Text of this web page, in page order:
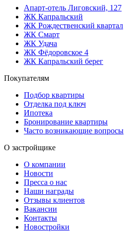
Апарт-отель Лиговский, 127
ЖК Капральский
ЖК Рождественский квартал
ЖК Смарт
ЖК Удача
ЖК Фёдоровское 4
ЖК Капральский берег
Покупателям
Подбор квартиры
Отделка под ключ
Ипотека
Бронирование квартиры
Часто возникающие вопросы
О застройщике
О компании
Новости
Пресса о нас
Наши награды
Отзывы клиентов
Вакансии
Контакты
Новостройки